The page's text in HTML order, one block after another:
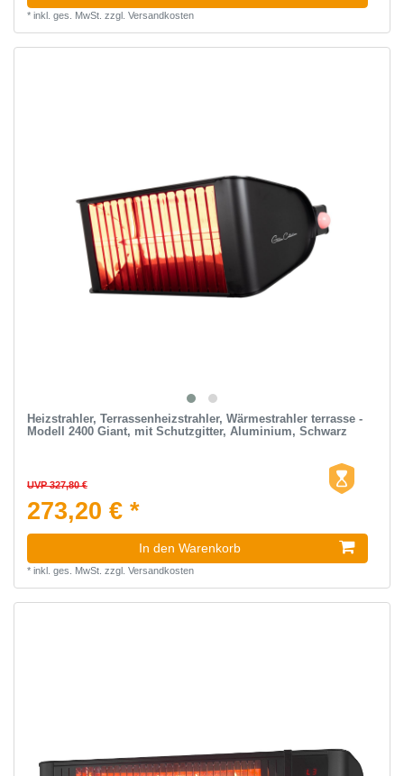
* inkl. ges. MwSt. zzgl. Versandkosten
Heizstrahler, Terrassenheizstrahler, Wärmestrahler terrasse -
Modell 2400 Giant, mit Schutzgitter, Aluminium, Schwarz
UVP 327,80 €
273,20 € *
In den Warenkorb
* inkl. ges. MwSt. zzgl. Versandkosten